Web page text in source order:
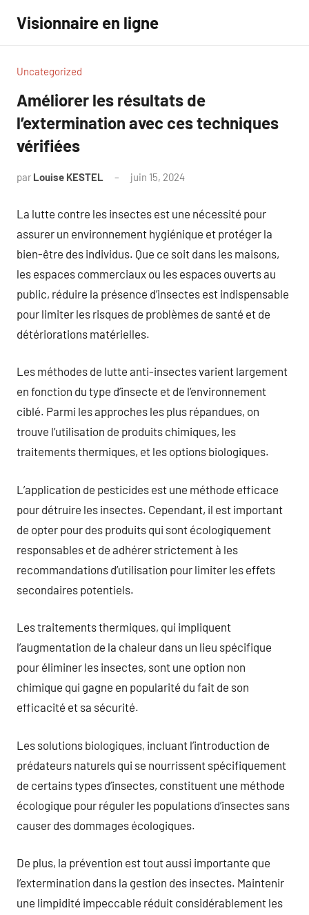
contenu
Visionnaire en ligne
Uncategorized
Améliorer les résultats de
l’extermination avec ces techniques
vérifiées
par Louise KESTEL juin 15, 2024
La lutte contre les insectes est une nécessité pour
assurer un environnement hygiénique et protéger la
bien-être des individus. Que ce soit dans les maisons,
les espaces commerciaux ou les espaces ouverts au
public, réduire la présence d’insectes est indispensable
pour limiter les risques de problèmes de santé et de
détériorations matérielles.
Les méthodes de lutte anti-insectes varient largement
en fonction du type d’insecte et de l’environnement
ciblé. Parmi les approches les plus répandues, on
trouve l’utilisation de produits chimiques, les
traitements thermiques, et les options biologiques.
L’application de pesticides est une méthode efficace
pour détruire les insectes. Cependant, il est important
de opter pour des produits qui sont écologiquement
responsables et de adhérer strictement à les
recommandations d’utilisation pour limiter les effets
secondaires potentiels.
Les traitements thermiques, qui impliquent
l’augmentation de la chaleur dans un lieu spécifique
pour éliminer les insectes, sont une option non
chimique qui gagne en popularité du fait de son
efficacité et sa sécurité.
Les solutions biologiques, incluant l’introduction de
prédateurs naturels qui se nourrissent spécifiquement
de certains types d’insectes, constituent une méthode
écologique pour réguler les populations d’insectes sans
causer des dommages écologiques.
De plus, la prévention est tout aussi importante que
l’extermination dans la gestion des insectes. Maintenir
une limpidité impeccable réduit considérablement les